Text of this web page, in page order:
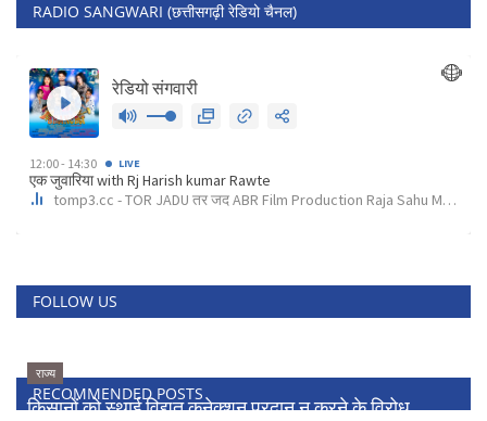
RADIO SANGWARI (छत्तीसगढ़ी रेडियो चैनल)
FOLLOW US
RECOMMENDED POSTS
राज्य
किसानों को स्थाई विद्युत कनेक्शन प्रदान न करने के विरोध...